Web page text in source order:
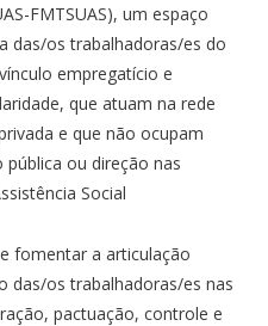
FMTSUAS), um espaço
das/os trabalhadoras/es do
empregatício e
que atuam na rede
e que não ocupam
ou direção nas
Social
fomentar a articulação
das/os trabalhadoras/es nas
pactuação, controle e